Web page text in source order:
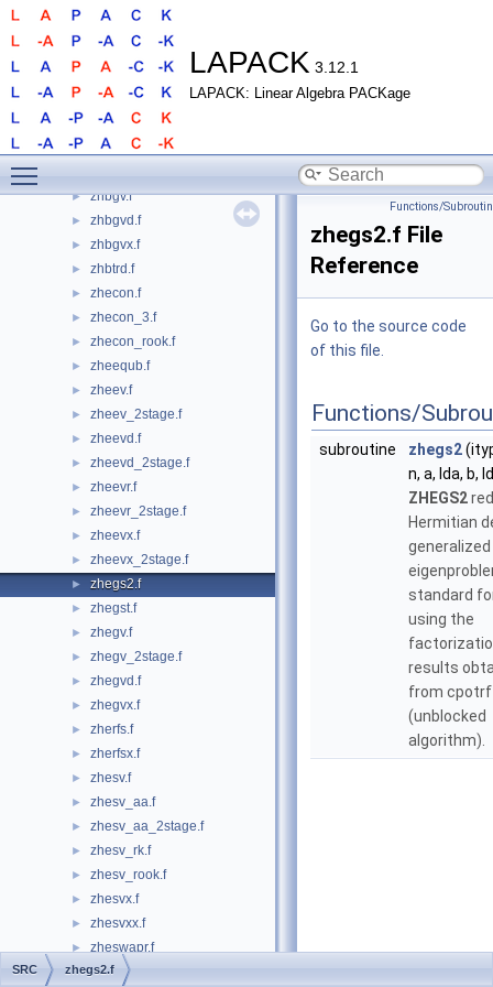
LAPACK 3.12.1
LAPACK: Linear Algebra PACKage
► zhbev_2stage.f
► zhbevd.f
► zhbevd_2stage.f
► zhbevx.f
► zhbevx_2stage.f
► zhbgv.f
► zhbgvd.f
► zhbgvx.f
► zhbtrd.f
► zhecon.f
► zhecon_3.f
► zhecon_rook.f
► zheequb.f
► zheev.f
► zheev_2stage.f
► zheevd.f
► zheevd_2stage.f
► zheevr.f
► zheevr_2stage.f
► zheevx.f
► zheevx_2stage.f
► zhegs2.f
► zhegst.f
► zhegv.f
► zhegv_2stage.f
► zhegvd.f
► zhegvx.f
► zherfs.f
► zherfsx.f
► zhesv.f
► zhesv_aa.f
► zhesv_aa_2stage.f
► zhesv_rk.f
► zhesv_rook.f
► zhesvx.f
► zhesvxx.f
► zheswapr.f
► zhetd2.f
Functions/
zhegs2.f File
Reference
Go to the source code
of this file.
Functions/
subroutine zhegs2
n, a, lda, b,
ZHEGS2
Hermitian
generalized
standard
using the
results
from cpotrf
(unblocked
algorithm).
SRC zhegs2.f